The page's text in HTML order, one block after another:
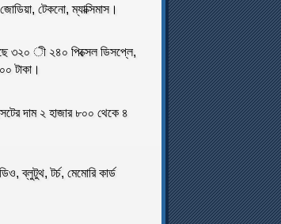
টেকনো, ম্যাক্সিমাস।
৩২০ ী ২৪০ পিক্সেল ডিসপ্লে,
টাকা।
দাম ২ হাজার ৮০০ থেকে ৪
ব্লুটুথ, টর্চ, মেমোরি কার্ড